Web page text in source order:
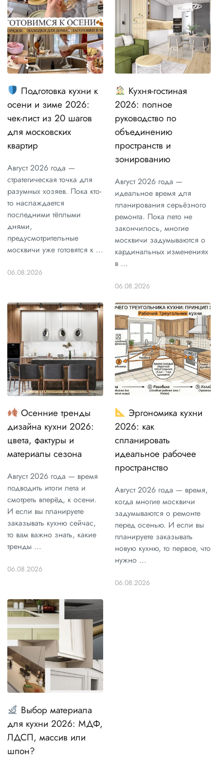
Подготовка кухни к
осени и зиме 2026:
чек-лист из 20 шагов
для московских
квартир
Август 2026 года —
стратегическая точка для
разумных хозяев. Пока кто-
то наслаждается
последними тёплыми
днями,
предусмотрительные
москвичи уже готовятся к ...
06.08.2026
Кухня-гостиная
2026: полное
руководство по
объединению
пространств и
зонированию
Август 2026 года —
идеальное время для
планирования серьёзного
ремонта. Пока лето не
закончилось, многие
москвичи задумываются о
кардинальных изменениях
в ...
06.08.2026
Осенние тренды
дизайна кухни 2026:
цвета, фактуры и
материалы сезона
Август 2026 года — время
подводить итоги лета и
смотреть вперёд, к осени.
И если вы планируете
заказывать кухню сейчас,
то вам важно знать, какие
тренды ...
06.08.2026
Эргономика кухни
2026: как
спланировать
идеальное рабочее
пространство
Август 2026 года — время,
когда многие москвичи
задумываются о ремонте
перед осенью. И если вы
планируете заказывать
новую кухню, то первое, что
нужно ...
06.08.2026
Выбор материала
для кухни 2026: МДФ,
ЛДСП, массив или
шпон?